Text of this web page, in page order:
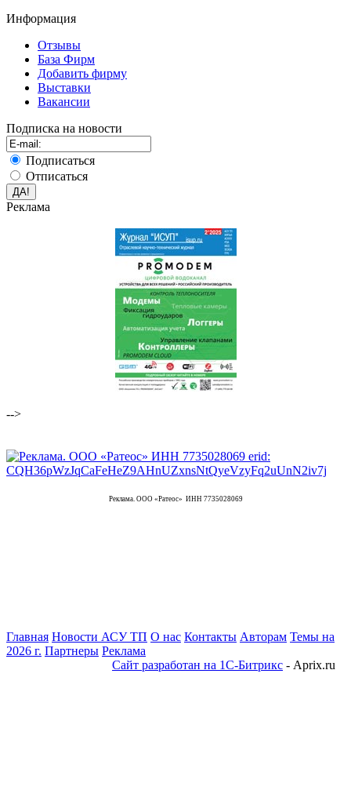
Информация
Отзывы
База Фирм
Добавить фирму
Выставки
Вакансии
Подписка на новости
Подписаться
Отписаться
Реклама
-->
Реклама. ООО «Ратеос» ИНН 7735028069
Главная Новости АСУ ТП О нас Контакты Авторам Темы на
2026 г. Партнеры Реклама
Сайт разработан на 1С-Битрикс - Aprix.ru